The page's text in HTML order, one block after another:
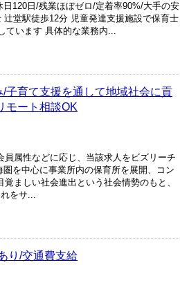
120日/残業ほぼゼロ/定着率90%/大手の安
堂駅徒歩12分 児童発達支援施設で保育士
ています 具体的な業務内...
子育て支援を通して地域社会に貢
モート相談OK
員属性などに応じ、当該求人をビズリーチ
を中心に事業所内の保育所を展開、コン
ましい社会進出という社会情勢のもと、
をサ...
り/交通費支給